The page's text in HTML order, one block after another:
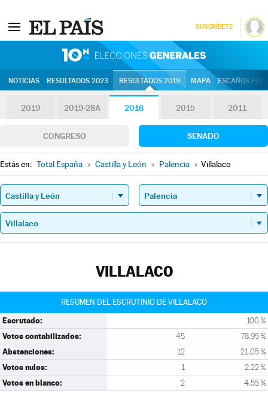
SUSCRÍBETE
NOTICIAS RESULTADOS 2023 RESULTADOS 2019 MAPA ESCAÑOS
2019 2019-28A 2016 2015 2011
CONGRESO SENADO
Estás en: Total España » Castilla y León » Palencia » Villalaco
VILLALACO
RESUMEN DEL ESCRUTINIO DE VILLALACO
Escrutado: 100 %
Votos contabilizados: 45 78,95 %
Abstenciones: 12 21,05 %
Votos nulos: 1 2,22 %
Votos en blanco: 2 4,55 %